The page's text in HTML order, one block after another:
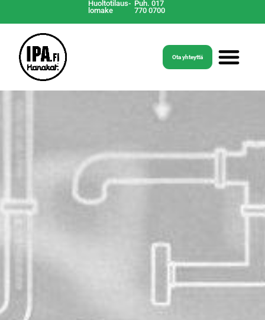
Huoltotilaus-
lomake
Puh. 017
770 0700
Ota yhteyttä